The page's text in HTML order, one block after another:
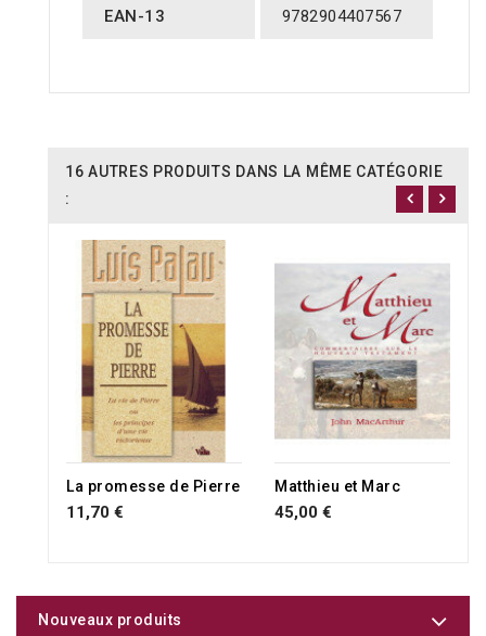
EAN-13
9782904407567
16 AUTRES PRODUITS DANS LA MÊME CATÉGORIE
:
La promesse de Pierre
11,70 €
Matthieu et Marc
45,00 €
Nouveaux produits